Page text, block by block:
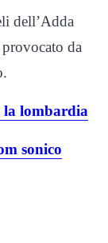
dell’Adda
da
la lombardia
sonico